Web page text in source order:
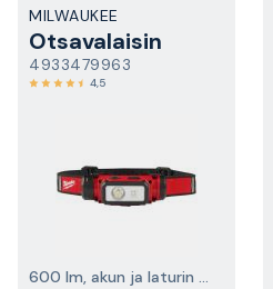
MILWAUKEE
Otsavalaisin
4933479963
4,5
600 lm, akun ja laturin kanssa